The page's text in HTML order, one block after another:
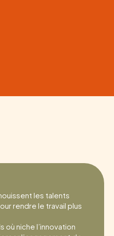
les talents
rendre le travail plus
niche l’innovation